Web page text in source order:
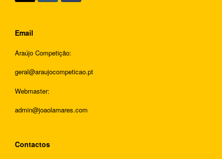
Email
Araújo Competição:
geral@araujocompeticao.pt
Webmaster:
admin@joaolamares.com
Contactos